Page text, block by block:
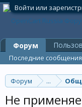
Войти или
Форум ...
Не
Форум
Последние сообщения